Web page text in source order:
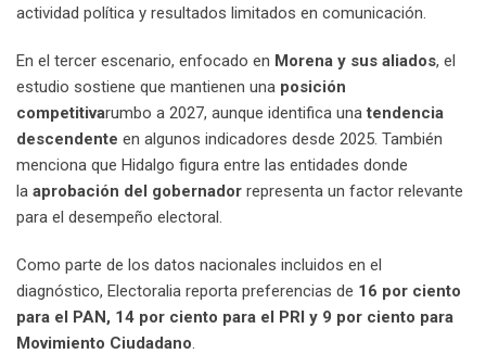
actividad política y resultados limitados en comunicación.
En el tercer escenario, enfocado en Morena y sus aliados, el
estudio sostiene que mantienen una posición
competitivarumbo a 2027, aunque identifica unatendencia
descendente en algunos indicadores desde 2025. También
menciona que Hidalgo figura entre las entidades donde
la aprobación del gobernador representa un factor relevante
para el desempeño electoral.
Como parte de los datos nacionales incluidos en el
diagnóstico, Electoralia reporta preferencias de 16 por ciento
para el PAN, 14 por ciento para el PRI y 9 por ciento para
Movimiento Ciudadano.